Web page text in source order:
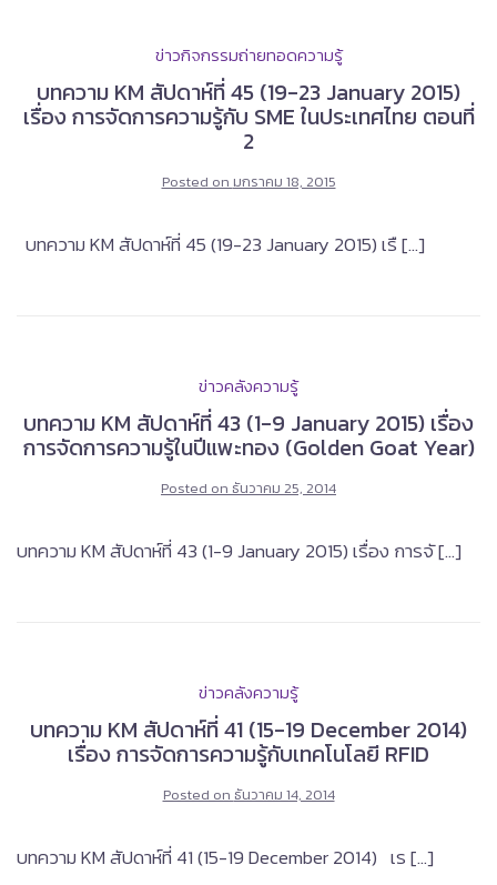
ข่าวกิจกรรมถ่ายทอดความรู้
บทความ KM สัปดาห์ที่ 45 (19-23 January 2015)
เรื่อง การจัดการความรู้กับ SME ในประเทศไทย ตอนที่
2
Posted on มกราคม 18, 2015
บทความ KM สัปดาห์ที่ 45 (19-23 January 2015) เรื […]
ข่าวคลังความรู้
บทความ KM สัปดาห์ที่ 43 (1-9 January 2015) เรื่อง
การจัดการความรู้ในปีแพะทอง (Golden Goat Year)
Posted on ธันวาคม 25, 2014
บทความ KM สัปดาห์ที่ 43 (1-9 January 2015) เรื่อง การจั […]
ข่าวคลังความรู้
บทความ KM สัปดาห์ที่ 41 (15-19 December 2014)
เรื่อง การจัดการความรู้กับเทคโนโลยี RFID
Posted on ธันวาคม 14, 2014
บทความ KM สัปดาห์ที่ 41 (15-19 December 2014) เร […]